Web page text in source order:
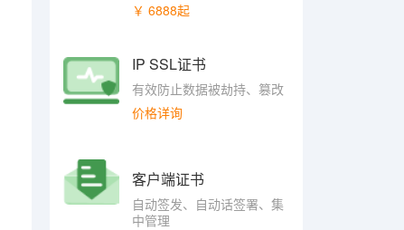
￥ 6888起
IP SSL证书
有效防止数据被劫持、篡改
价格详询
客户端证书
自动签发、自动话签署、集
中管理